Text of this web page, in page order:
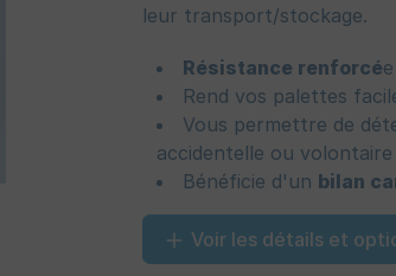
leur transport/stockage.
Résistance renforcé
Rend vos palettes
Vous permettre de
accidentelle ou
Bénéficie d'un bilan
Voir les détails et